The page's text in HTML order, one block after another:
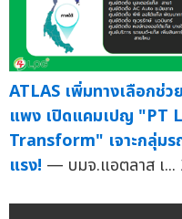
ATLAS เพิ่มทางเลือกช่ว
แพง เปิดแคมเปญ "PT
Transform" เจาะกลุ่ม
แรง! — บมจ.แอตลาส เ...